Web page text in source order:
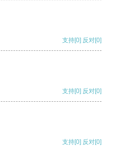
支持[0] 反对[0]
支持[0] 反对[0]
支持[0] 反对[0]